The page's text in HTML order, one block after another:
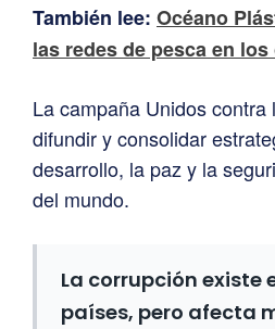
También lee: Océano
las redes de pesca en los
La campaña Unidos
difundir y consolidar
desarrollo, la paz y la
del mundo.
La corrupción existe
países, pero afecta